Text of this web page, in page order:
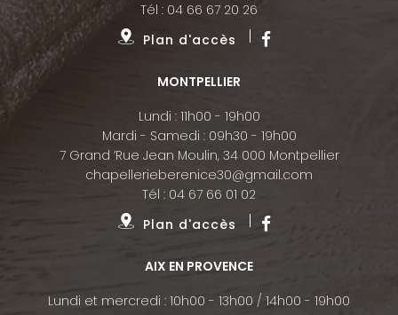
Tél : 04 66 67 20 26
Plan d'accès
MONTPELLIER
Lundi : 11h00 - 19h00
Mardi - Samedi : 09h30 - 19h00
7 Grand ’Rue Jean Moulin, 34 000 Montpellier
chapellerieberenice30@gmail.com
Tél : 04 67 66 01 02
Plan d'accès
AIX EN PROVENCE
Lundi et mercredi : 10h00 - 13h00 / 14h00 - 19h00